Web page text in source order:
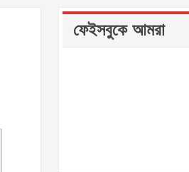
ফেইসবুকে আমরা